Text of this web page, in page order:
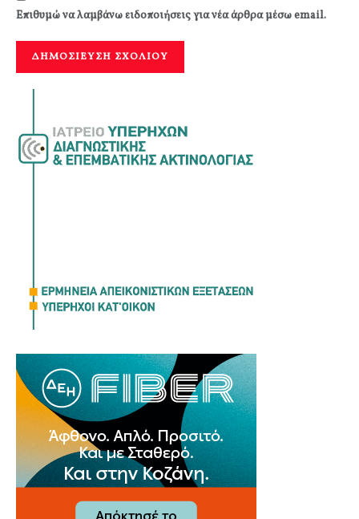
Επιθυμώ να λαμβάνω ειδοποιήσεις για νέα άρθρα μέσω email.